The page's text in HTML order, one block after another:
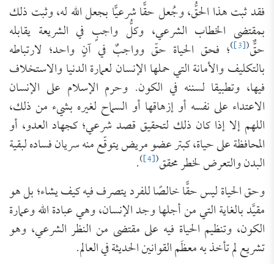
فقد ثبت هذا الحقُّ، وجُعل حقًّا شرعيًّا بجعل الله له، وثبت ذلك
بمقتضى الخطاب الشرعي، وكلُّ واجبٍ في الشريعة يقابله
حقٌّ(
[3]
)؛ فحق الحياة حقّ وواجبٌ في آنٍ واحد؛ لارتباطه
بالتكليف والأمانة التي حملها الإنسان لعمارة الدنيا والاستخلاف
فيها، وتطبيقا لسننه في الكون. وحرم الإسلام على الإنسان
الاعتداء على نفسه أو إزهاقها أو السماح لغيره بشيء من ذلك،
اللهم إلا إذا كان ذلك لتحقيق قصد شرعي؛ كجهاد العدو، أو
المحافظة على حياة، كبتر عضو مريض يتوقّع منه سريان فساده لبقية
البدن والتعرض لخطر محقق(
[4]
)
.
وحق الحياة ليس حقًّا خالصًا للفرد يتصرف فيه كيف يشاء؛ بل هو
مقيَّد بالغاية التي من أجلها وجد الإنسان، وهي عبادة الله وعمارة
الكون، وتنظيم الحياة فيه على مقتضى من النظر الشرعي، وهو
تشريع لم تأخذ به معظَم القوانين الحديثة في العالم.